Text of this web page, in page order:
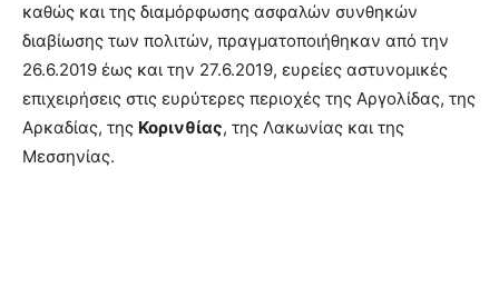
καθώς και της διαμόρφωσης ασφαλών συνθηκών
διαβίωσης των πολιτών, πραγματοποιήθηκαν από την
26.6.2019 έως και την 27.6.2019, ευρείες αστυνομικές
επιχειρήσεις στις ευρύτερες περιοχές της Αργολίδας, της
Αρκαδίας, της Κορινθίας, της Λακωνίας και της
Μεσσηνίας.